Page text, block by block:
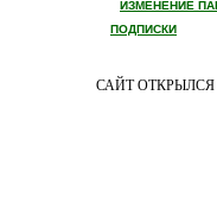
ИЗМЕНЕНИЕ
ПОДПИСКИ
САЙТ ОТКРЫЛСЯ